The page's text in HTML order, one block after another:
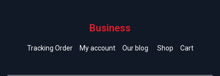
Business
Tracking Order My account Our blog Shop Cart